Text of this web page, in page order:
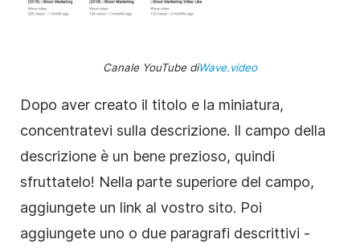
Canale YouTube diWave.video
Dopo aver creato il titolo e la miniatura,
concentratevi sulla descrizione. Il campo della
descrizione è un bene prezioso, quindi
sfruttatelo! Nella parte superiore del campo,
aggiungete un link al vostro sito. Poi
aggiungete uno o due paragrafi descrittivi -